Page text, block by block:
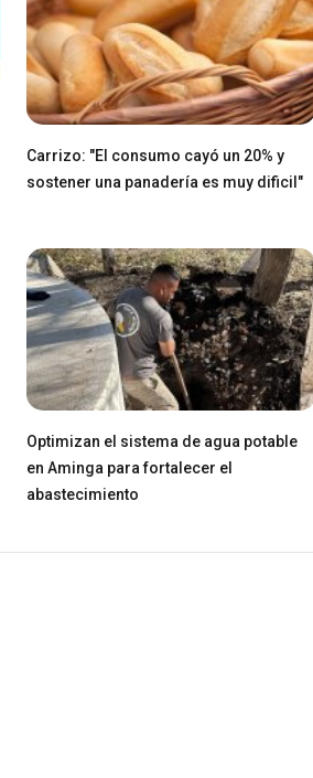
Carrizo: "El consumo cayó un 20% y
sostener una panadería es muy dificil"
Optimizan el sistema de agua potable
en Aminga para fortalecer el
abastecimiento